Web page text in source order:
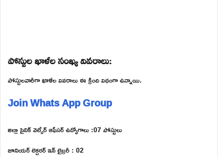
పోస్టుల ఖాళీల సంఖ్య వివరాలు:
పోస్టులవారీగా ఖాళీల వివరాలు ఈ క్రింది విధంగా ఉన్నాయి.
Join Whats App Group
జిల్లా సైనిక్ వెల్ఫేర్ ఆఫీసర్ ఉద్యోగాలు :07 పోస్టులు
జూనియర్ లెక్చరర్ ఇన్ లైబ్రరీ : 02